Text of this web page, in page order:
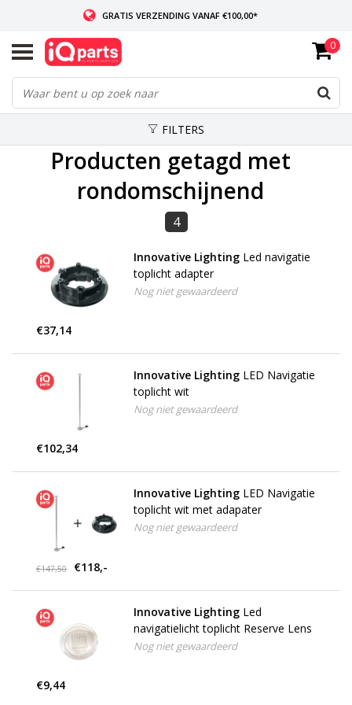
GRATIS VERZENDING VANAF €100,00*
INDIEN VOORRADIG: VOOR 14:00 BESTELD, ZELFDE DAG VERZONDEN
WERELDWIJDE LEVERING
0
FILTERS
Producten getagd met
rondomschijnend
4
Innovative Lighting Led navigatie
toplicht adapter
Nog niet gewaardeerd
€37,14
Innovative Lighting LED Navigatie
toplicht wit
Nog niet gewaardeerd
€102,34
Innovative Lighting LED Navigatie
toplicht wit met adapater
Nog niet gewaardeerd
€147,50 €118,-
Innovative Lighting Led
navigatielicht toplicht Reserve Lens
Nog niet gewaardeerd
€9,44